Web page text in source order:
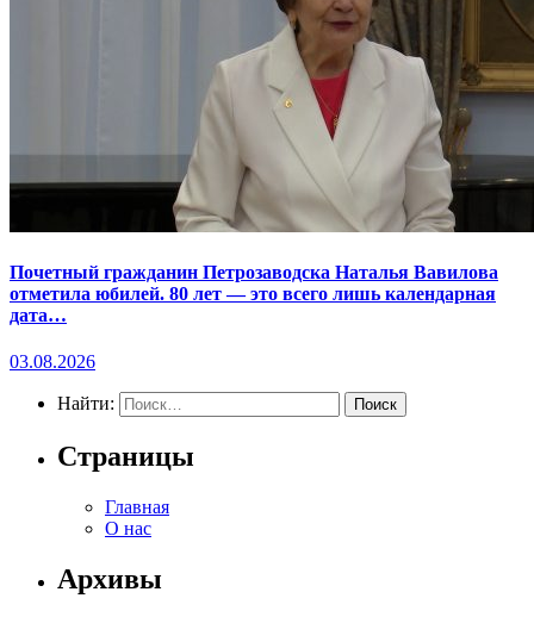
Почетный гражданин Петрозаводска Наталья Вавилова
отметила юбилей. 80 лет — это всего лишь календарная
дата…
03.08.2026
Найти:
Страницы
Главная
О нас
Архивы